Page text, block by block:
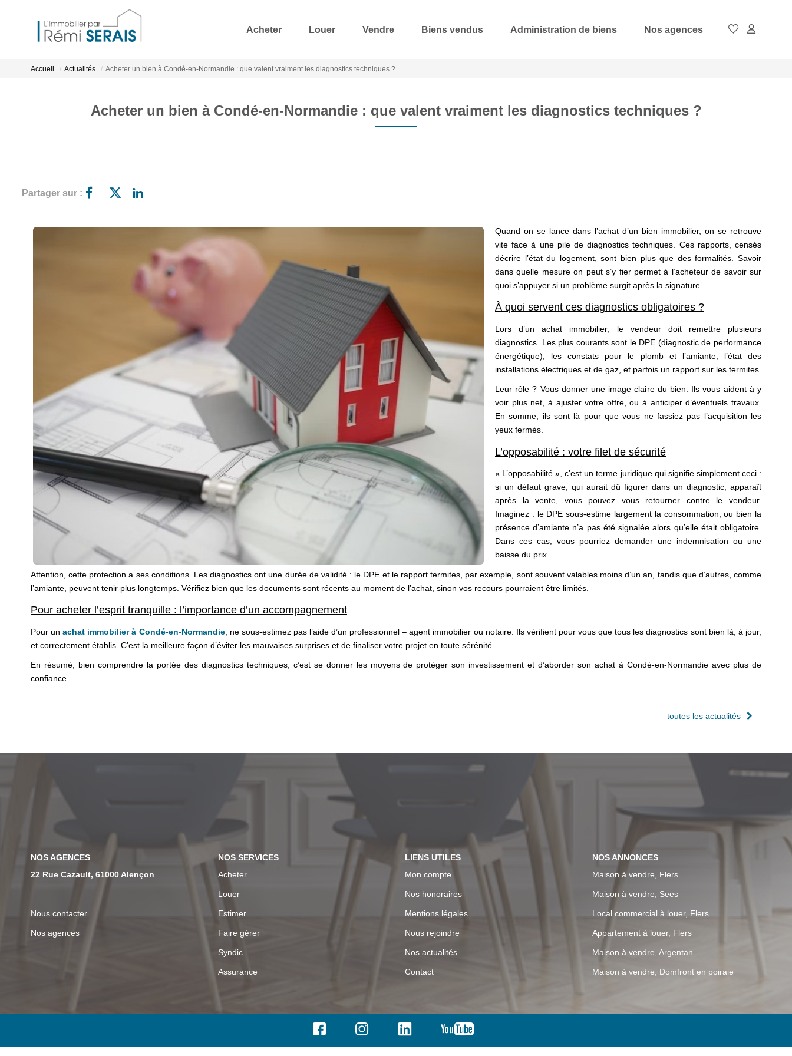
Acheter Louer Vendre Biens vendus Administration de biens Nos agences
Accueil Actualités Acheter un bien à Condé-en-Normandie : que valent vraiment les diagnostics techniques ?
Acheter un bien à Condé-en-Normandie : que valent vraiment les diagnostics techniques ?
Partager sur :
Quand on se lance dans l’achat d’un bien immobilier, on se retrouve
vite face à une pile de diagnostics techniques. Ces rapports, censés
décrire l’état du logement, sont bien plus que des formalités. Savoir
dans quelle mesure on peut s’y fier permet à l’acheteur de savoir sur
quoi s’appuyer si un problème surgit après la signature.
À quoi servent ces diagnostics obligatoires ?
Lors d’un achat immobilier, le vendeur doit remettre plusieurs
diagnostics. Les plus courants sont le DPE (diagnostic de performance
énergétique), les constats pour le plomb et l’amiante, l’état des
installations électriques et de gaz, et parfois un rapport sur les termites.
Leur rôle ? Vous donner une image claire du bien. Ils vous aident à y
voir plus net, à ajuster votre offre, ou à anticiper d’éventuels travaux.
En somme, ils sont là pour que vous ne fassiez pas l’acquisition les
yeux fermés.
L’opposabilité : votre filet de sécurité
« L’opposabilité », c’est un terme juridique qui signifie simplement ceci :
si un défaut grave, qui aurait dû figurer dans un diagnostic, apparaît
après la vente, vous pouvez vous retourner contre le vendeur.
Imaginez : le DPE sous-estime largement la consommation, ou bien la
présence d’amiante n’a pas été signalée alors qu’elle était obligatoire.
Dans ces cas, vous pourriez demander une indemnisation ou une
baisse du prix.
Attention, cette protection a ses conditions. Les diagnostics ont une durée de validité : le DPE et le rapport termites, par exemple, sont souvent valables moins d’un an, tandis que d’autres, comme
l’amiante, peuvent tenir plus longtemps. Vérifiez bien que les documents sont récents au moment de l’achat, sinon vos recours pourraient être limités.
Pour acheter l’esprit tranquille : l’importance d’un accompagnement
Pour unachat immobilier à Condé-en-Normandie, ne sous-estimez pas l’aide d’un professionnel – agent immobilier ou notaire. Ils vérifient pour vous que tous les diagnostics sont bien là, à jour,
et correctement établis. C’est la meilleure façon d’éviter les mauvaises surprises et de finaliser votre projet en toute sérénité.
En résumé, bien comprendre la portée des diagnostics techniques, c’est se donner les moyens de protéger son investissement et d’aborder son achat à Condé-en-Normandie avec plus de
confiance.
toutes les actualités
NOS AGENCES
22 Rue Cazault, 61000 Alençon
Nous contacter
Nos agences
NOS SERVICES
Acheter
Louer
Estimer
Faire gérer
Syndic
Assurance
LIENS UTILES
Mon compte
Nos honoraires
Mentions légales
Nous rejoindre
Nos actualités
Contact
NOS ANNONCES
Maison à vendre, Flers
Maison à vendre, Sees
Local commercial à louer, Flers
Appartement à louer, Flers
Maison à vendre, Argentan
Maison à vendre, Domfront en poiraie